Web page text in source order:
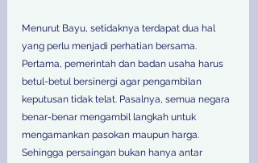
Menurut Bayu, setidaknya terdapat dua hal
yang perlu menjadi perhatian bersama.
Pertama, pemerintah dan badan usaha harus
betul-betul bersinergi agar pengambilan
keputusan tidak telat. Pasalnya, semua negara
benar-benar mengambil langkah untuk
mengamankan pasokan maupun harga.
Sehingga persaingan bukan hanya antar